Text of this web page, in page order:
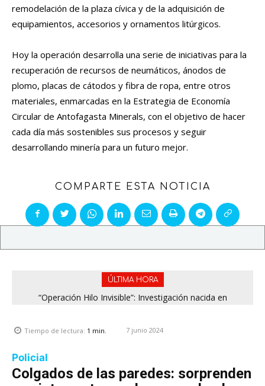
remodelación de la plaza cívica y de la adquisición de
equipamientos, accesorios y ornamentos litúrgicos.
Hoy la operación desarrolla una serie de iniciativas para la
recuperación de recursos de neumáticos, ánodos de
plomo, placas de cátodos y fibra de ropa, entre otros
materiales, enmarcadas en la Estrategia de Economía
Circular de Antofagasta Minerals, con el objetivo de hacer
cada día más sostenibles sus procesos y seguir
desarrollando minería para un futuro mejor.
COMPARTE ESTA NOTICIA